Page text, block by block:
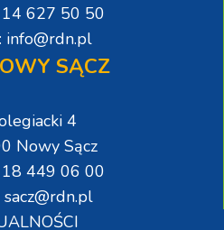
627 50 50
info@rdn.pl
SĄCZ
4
Nowy Sącz
449 06 00